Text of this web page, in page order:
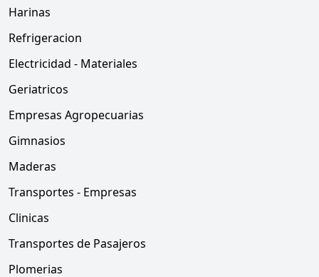
Harinas
Refrigeracion
Electricidad - Materiales
Geriatricos
Empresas Agropecuarias
Gimnasios
Maderas
Transportes - Empresas
Clinicas
Transportes de Pasajeros
Plomerias